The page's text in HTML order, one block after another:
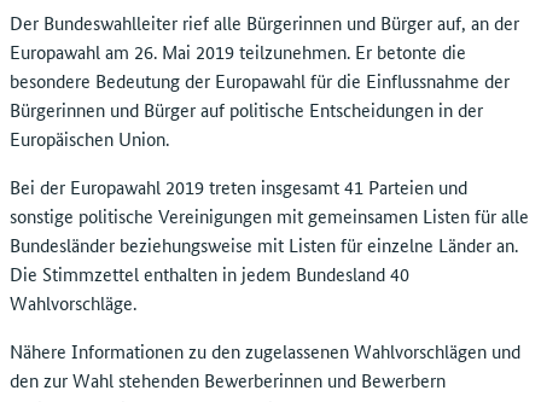
Der Bundeswahlleiter rief alle Bürgerinnen und Bürger auf, an der
Europawahl am 26. Mai 2019 teilzunehmen. Er betonte die
besondere Bedeutung der Europawahl für die Einflussnahme der
Bürgerinnen und Bürger auf politische Entscheidungen in der
Europäischen Union.
Bei der Europawahl 2019 treten insgesamt 41 Parteien und
sonstige politische Vereinigungen mit gemeinsamen Listen für alle
Bundesländer beziehungsweise mit Listen für einzelne Länder an.
Die Stimmzettel enthalten in jedem Bundesland 40
Wahlvorschläge.
Nähere Informationen zu den zugelassenen Wahlvorschlägen und
den zur Wahl stehenden Bewerberinnen und Bewerbern